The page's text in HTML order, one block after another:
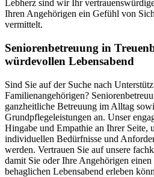
Lebherz sind wir Ihr
Ihren Angehörigen ein Gefühl von
vermittelt.
Senioren­betreuung in
würdevollen Lebensabend
Sind Sie auf der Suche nach
Familienangehörigen?
ganzheitliche Betreuung im Alltag
Grundpflegeleistungen an. Unser
Hingabe und Empathie an Ihrer Seite,
individuellen Bedürfnisse und
werden. Vertrauen Sie auf unsere
damit Sie oder Ihre Angehörigen
behaglichen Lebensabend erleben